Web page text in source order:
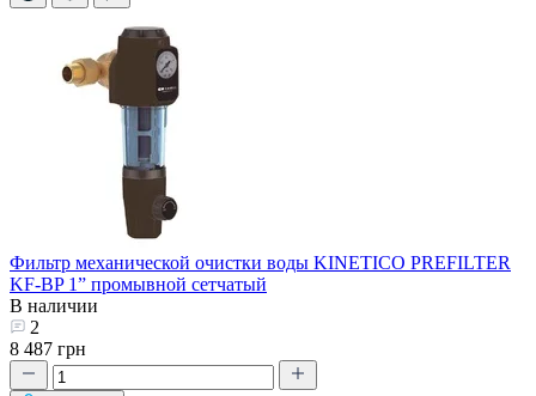
Фильтр механической очистки воды KINETICO PREFILTER
KF-BP 1” промывной сетчатый
В наличии
2
8 487 грн